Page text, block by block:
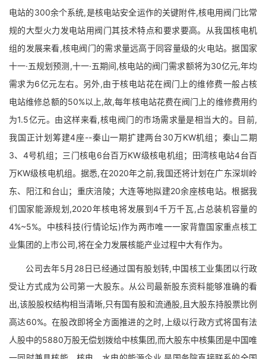
电站的300余个系统,是核电站安全运作的关键附件,核电用阀门比常
规的大型火力发电站用阀门其技术特点和要求要高。从我国核电机
组的发展来看,核电阀门的需求量远高于同容量级的火电站。据国家
十一·五规划预测,十一·五期间,核电站的阀门需求额将为30亿元,年均
需求为6亿元左右。另外,由于核电站花在阀门上的维修费一般占核
电站维修总额的50%以上,故,每年核电站花费在阀门上的维修费用约
为1.5亿元。由这样来看,核电阀门的市场需求量是相当大的。目前,
我国正计划筹建4座--秦山一期扩建两台30万KW机组；秦山二期
3、4号机组；三门核电6台百万KW级核电机组；田湾核电站4台百
万KW级核电机组。据悉,在2020年之前,我国还将计划在广东深圳岭
东、阳江和台山；重庆涪陵；大连等地拟建20余座核电站。根据我
们国家能源规划,2020年核电将发展到4千万千瓦,占总装机容量的
4%~5%。中核科技(行情论坛)作为两市唯一一家背靠国家重点核工
业集团的上市公司,将在全力发展核能产业过程中大有作为。
公司去年5月28日已经通过国有股划转,中国核工业集团以行政
受让方式成为公司第一大股东。从公司最新股东资料能够准确的看
出,该股股权结构相当清晰,只有国有股和流通股,且大股东持股票比例
高达60%。在股改即将全方面推进的之时,上级以行政方式将国有法
人股中的5880万股无偿划拨给中核集团,而大股东中核集团是中国唯